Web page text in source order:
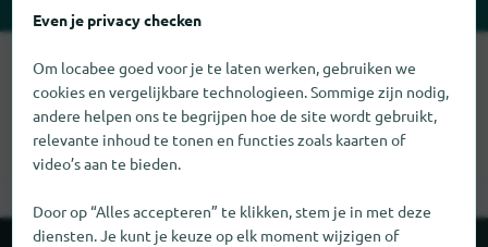
Sorry, we kunnen Vakantiehuizen in Italië op dit moment niet
vinden. Als u weet waar Vakantiehuizen in Italië te vinden is,
zouden we het erg op prijs stellen als u ons dat laat weten.
Even je privacy checken
Om locabee goed voor je te laten werken, gebruiken we
cookies en vergelijkbare technologieen. Sommige zijn nodig,
andere helpen ons te begrijpen hoe de site wordt gebruikt,
relevante inhoud te tonen en functies zoals kaarten of
video’s aan te bieden.
Door op “Alles accepteren” te klikken, stem je in met deze
diensten. Je kunt je keuze op elk moment wijzigen of